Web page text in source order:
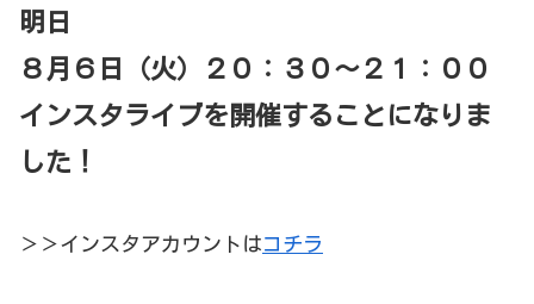
明日
８月６日（火）２０：３０～２１：００
インスタライブを開催することになりま
した！
＞＞インスタアカウントはコチラ